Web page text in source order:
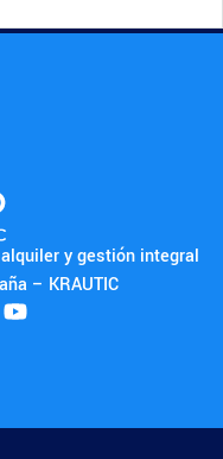
y gestión integral
– KRAUTIC